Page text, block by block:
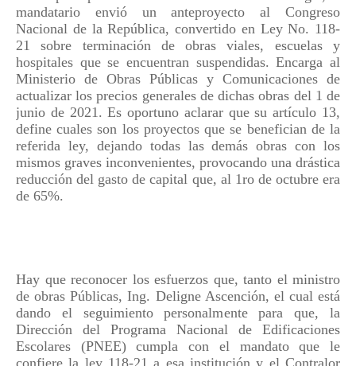
mandatario envió un anteproyecto al Congreso
Nacional de la República, convertido en Ley No. 118-
21 sobre terminación de obras viales, escuelas y
hospitales que se encuentran suspendidas. Encarga al
Ministerio de Obras Públicas y Comunicaciones de
actualizar los precios generales de dichas obras del 1 de
junio de 2021. Es oportuno aclarar que su artículo 13,
define cuales son los proyectos que se benefician de la
referida ley, dejando todas las demás obras con los
mismos graves inconvenientes, provocando una drástica
reducción del gasto de capital que, al 1ro de octubre era
de 65%.
Hay que reconocer los esfuerzos que, tanto el ministro
de obras Públicas, Ing. Deligne Ascención, el cual está
dando el seguimiento personalmente para que, la
Dirección del Programa Nacional de Edificaciones
Escolares (PNEE) cumpla con el mandato que le